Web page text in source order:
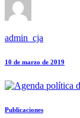
admin_cja
10 de marzo de 2019
Publicaciones